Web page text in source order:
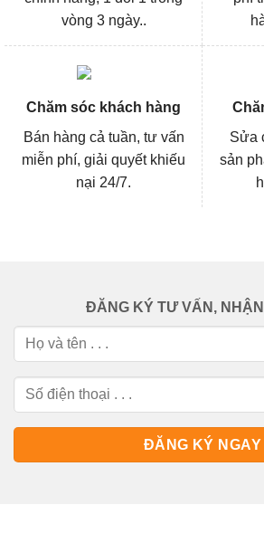
vòng 3 ngày..
Chăm sóc khách hàng
Bán hàng cả tuần, tư vấn
miễn phí, giải quyết khiếu
nại 24/7.
Sửa
sản
ĐĂNG KÝ TƯ VẤN,